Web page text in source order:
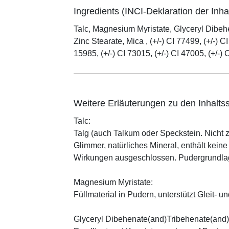
Ingredients (INCI-Deklaration der
Talc, Magnesium Myristate, Glyceryl
Zinc Stearate, Mica , (+/-) CI 77499, (+/-)
15985, (+/-) CI 73015, (+/-) CI 47005, (+/-)
Weitere Erläuterungen zu den
Talc:
Talg (auch Talkum oder Speckstein. Nicht
Glimmer, natürliches Mineral, enthält
Wirkungen ausgeschlossen.
Magnesium Myristate:
Füllmaterial in Pudern, unterstützt Gleit-
Glyceryl